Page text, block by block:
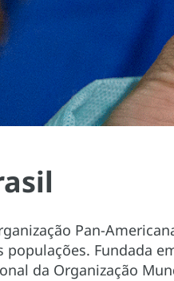
Pan-
populações. Fundada
da Organização